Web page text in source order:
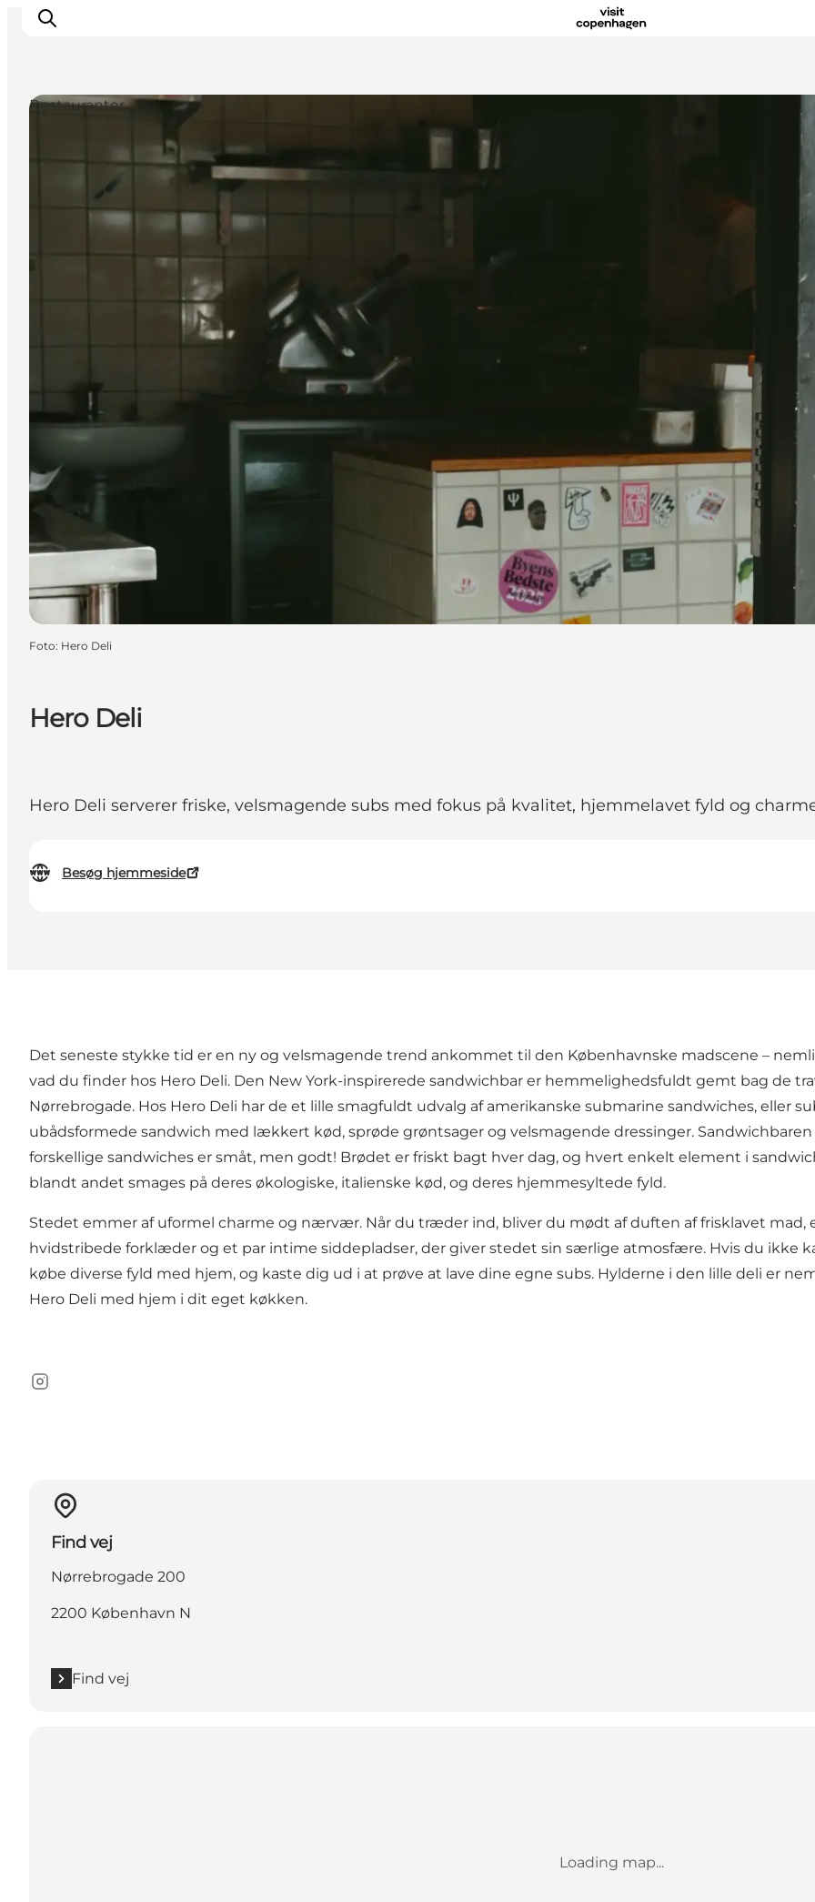
This is Copenhagen
Aktiviteter
Spis & drik
Områder
Planlæg din tur
Copenhagen Card
Hero Deli
Hero Deli serverer friske, velsmagende subs med fokus på kvalitet, hjemmelavet fyld og
Besøg hjemmeside
Restauranter
Foto: Hero Deli
Det seneste stykke tid er en ny og velsmagende trend ankommet til den Københavnske madscene –
vad du finder hos Hero Deli. Den New York-inspirerede sandwichbar er hemmelighedsfuldt gemt bag de
Nørrebrogade. Hos Hero Deli har de et lille smagfuldt udvalg af amerikanske submarine sandwiches, eller
ubådsformede sandwich med lækkert kød, sprøde grøntsager og velsmagende dressinger.
forskellige sandwiches er småt, men godt! Brødet er friskt bagt hver dag, og hvert enkelt element i
blandt andet smages på deres økologiske, italienske kød, og deres hjemmesyltede fyld.
Stedet emmer af uformel charme og nærvær. Når du træder ind, bliver du mødt af duften af frisklavet mad,
hvidstribede forklæder og et par intime siddepladser, der giver stedet sin særlige atmosfære. Hvis du ikke
købe diverse fyld med hjem, og kaste dig ud i at prøve at lave dine egne subs. Hylderne i den lille deli er
Hero Deli med hjem i dit eget køkken.
Instagram
Find vej
Nørrebrogade 200
2200 København N
Find vej
Loading map...